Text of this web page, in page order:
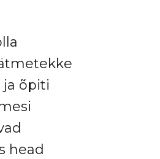
ja õpiti
head